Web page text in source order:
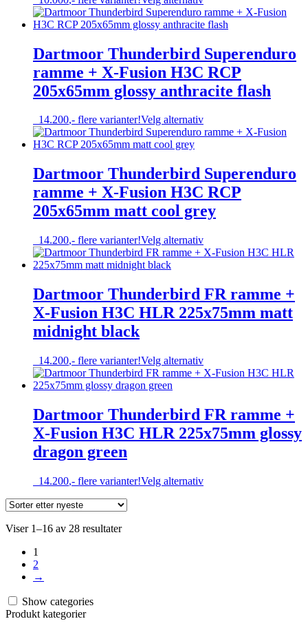
produktsiden
produktet
har
varianter.
Alternativene
kan
velges
på
Dartmoor Thunderbird Superenduro
ramme + X-Fusion H3C RCP
205x65mm glossy anthracite flash
14.200,- flere varianter!Velg alternativDette
produktet
varianter.
Alternativene
kan
velges
på
Dartmoor Thunderbird Superenduro
ramme + X-Fusion H3C RCP
205x65mm matt cool grey
14.200,- flere varianter!Velg alternativDette
produktet
varianter.
Alternativene
kan
Dartmoor Thunderbird FR ramme +
X-Fusion H3C HLR 225x75mm matt
midnight black
14.200,- flere varianter!Velg alternativDette
produktet
varianter.
Alternativene
kan
Dartmoor Thunderbird FR ramme +
X-Fusion H3C HLR 225x75mm glossy
dragon green
14.200,- flere varianter!Velg alternativDette
Viser 1–16 av 28 resultaterSortert
1
2
→
Show categories
Produkt kategorier